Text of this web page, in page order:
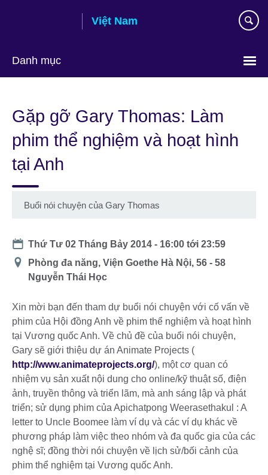
Việt Nam
Danh mục
language
Gặp gỡ Gary Thomas: Làm
phim thể nghiệm và hoạt hình
tại Anh
Buổi nói chuyện của Gary Thomas
Date
Thứ Tư 02 Tháng Bảy 2014 - 16:00 tới23:59
Địa
điểm
Phòng đa năng, Viện Goethe Hà Nội, 56 - 58
Nguyễn Thái Học
Xin mời bạn đến tham dự buổi nói chuyện với cố vấn về
phim của Hội đồng Anh về phim thể nghiệm và hoạt hình
tại Vương quốc Anh. Về chủ đề của buổi nói chuyện,
Gary sẽ giới thiệu dự án Animate Projects (
http://www.animateprojects.org/), một cơ quan có
nhiệm vụ sản xuất nội dung cho online/kỹ thuật số, điện
ảnh, truyền thông và triển lãm, mà anh sáng lập và phát
triển; sử dụng phim của Apichatpong Weerasethakul : A
letter to Uncle Boomee làm ví dụ và các ví dụ khác về
phương pháp làm việc theo nhóm và đa quốc gia của các
nghệ sĩ; đồng thời nói chuyện về lịch sử/bối cảnh của
phim thể nghiệm tại Vương quốc Anh.